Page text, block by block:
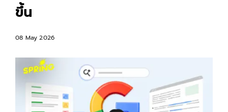
ขึ้น
08 May 2026